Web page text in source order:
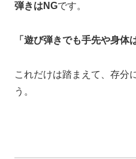
弾きはNGです。
「遊び弾きでも手先や身体
これだけは踏まえて、 存分
う。